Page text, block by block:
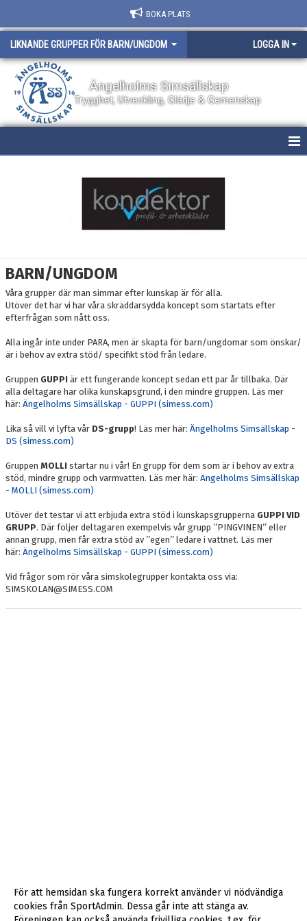
BOKA PLATS
LIKNANDE GRUPPER FÖR BARN/UNGDOM LOGGA IN
Ängelholms Simsällskap
Trygghet, Utveckling, Glädje & Gemenskap
KONTAKT
BARN/UNGDOM
Våra grupper där man simmar efter kunskap är för alla.
Utöver det har vi har våra skräddarsydda koncept som startats efter
efterfrågan som nått oss.
Alla ingår inte under PARA, men är skapta för barn/ungdomar som önskar/
är i behov av extra stöd/ specifikt stöd från ledare.
Gruppen GUPPI är ett fungerande koncept sedan ett par år tillbaka. Där
alla deltagare har olika kunskapsgrund, i den mindre gruppen. Läs mer
här: Ängelholms Simsällskap - GUPPI (simess.com)
Lika så vill vi lyfta vår DS-grupp! Läs mer här: Ängelholms Simsällskap -
DS (simess.com)
Gruppen MOLLI startar nu i vår! En grupp för dem som är i behov av extra
stöd, mindre grupp och varmvatten. Läs mer här: Ängelholms Simsällskap
- MOLLI (simess.com)
Utöver det testar vi att erbjuda extra stöd i kunskapsgrupperna GUPPI VID
GRUPP. Där följer deltagaren exempelvis vår grupp ’’PINGVINEN’’ eller
annan grupp, men får extra stöd av ’’egen’’ ledare i vattnet. Läs mer
här: Ängelholms Simsällskap - GUPPI (simess.com)
Vid frågor som rör våra simskolegrupper kontakta oss via:
SIMSKOLAN@SIMESS.COM
För att hemsidan ska fungera korrekt använder vi nödvändiga
cookies från SportAdmin. Dessa går inte att stänga av.